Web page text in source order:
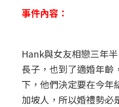
事件內容：
Hank與女友相戀三年
長子，也到了適婚年齡
下，他們決定要在今年
加坡人，所以婚禮勢必